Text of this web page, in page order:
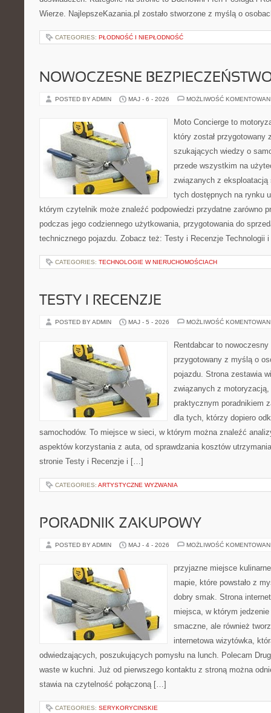
Wierze. NajlepszeKazania.pl zostało stworzone z myślą o
CATEGORIES: PŁODNOŚĆ I NIEPŁODNOŚĆ
NOWOCZESNE
POSTED BY ADMIN MAJ - 6 - 2026 MOŻLIWOŚĆ
Moto Concierge to
który został przygotowany
szukających wiedzy o
przede wszystkim na
związanych z eksploatacją
tych dostępnych na rynku
którym czytelnik może znaleźć podpowiedzi przydatne zarówno
podczas jego codziennego użytkowania, przygotowania do
technicznego pojazdu. Zobacz też: Testy i Recenzje
CATEGORIES: TECHNOLOGIE W NIERUCHOMOŚCIACH
TESTY I RECENZJE
POSTED BY ADMIN MAJ - 5 - 2026 MOŻLIWOŚĆ
Rentdabcar to
przygotowany z myślą o
pojazdu. Strona zestawia
związanych z
praktycznym poradnikiem
dla tych, którzy dopiero
samochodów. To miejsce w sieci, w którym można znaleźć
aspektów korzystania z auta, od sprawdzania kosztów
stronie Testy i Recenzje i […]
CATEGORIES: ARTYSTYCZNE WYZWANIA
PORADNIK ZAKUPOWY
POSTED BY ADMIN MAJ - 4 - 2026 MOŻLIWOŚĆ
przyjazne miejsce
mapie, które powstało z
dobry smak. Strona
miejsca, w którym
smaczne, ale również
internetowa wizytówka,
odwiedzających, poszukujących pomysłu na lunch. Polecam
waste w kuchni. Już od pierwszego kontaktu z stroną można
stawia na czytelność połączoną […]
CATEGORIES: SERYKORYCINSKIE